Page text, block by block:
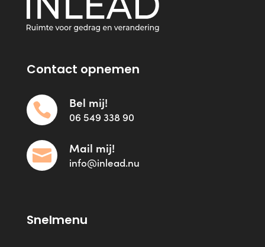
Contact opnemen
 Bel mij!
06 549 338 90
 Mail mij!
info@inlead.nu
Snelmenu